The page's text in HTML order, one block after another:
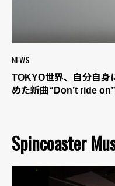
NEWS
TOKYO世界、自分自身
めた新曲“Don’t ride
Spincoaster